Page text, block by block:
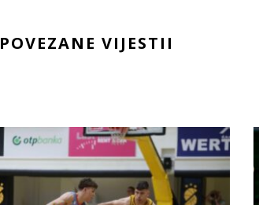
POVEZANE VIJESTII